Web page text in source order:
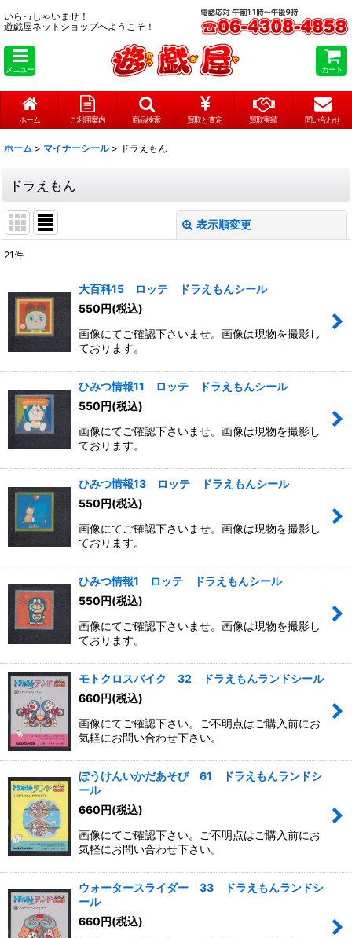
いらっしゃいませ！
遊戯屋ネットショップへようこそ！
メニュー カート
ホーム ご利用案内 商品検索 買取と査定 買取実績 問い合わせ
ホーム > マイナーシール > ドラえもん
ドラえもん
表示順変更
在庫あり
並び順:
絞り込む
21件
大百科15 ロッテ ドラえもんシール
550円(税込)
画像にてご確認下さいませ。画像は現物を撮影し
ております。
ひみつ情報11 ロッテ ドラえもんシール
550円(税込)
画像にてご確認下さいませ。画像は現物を撮影し
ております。
ひみつ情報13 ロッテ ドラえもんシール
550円(税込)
画像にてご確認下さいませ。画像は現物を撮影し
ております。
ひみつ情報1 ロッテ ドラえもんシール
550円(税込)
画像にてご確認下さいませ。画像は現物を撮影し
ております。
モトクロスバイク 32 ドラえもんランドシール
660円(税込)
画像にてご確認下さい。ご不明点はご購入前にお
気軽にお問い合わせ下さい。
ぼうけんいかだあそび 61 ドラえもんランドシ
ール
660円(税込)
画像にてご確認下さい。ご不明点はご購入前にお
気軽にお問い合わせ下さい。
ウォータースライダー 33 ドラえもんランドシ
ール
660円(税込)